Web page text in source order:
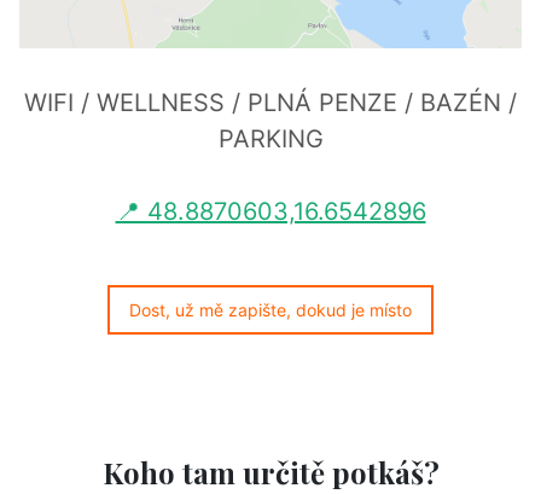
WIFI / WELLNESS / PLNÁ PENZE / BAZÉN /
PARKING
📍 48.8870603,16.6542896
Dost, už mě zapište, dokud je místo
Koho tam určitě potkáš?